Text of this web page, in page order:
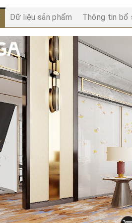
Dữ liệu sản phẩm Thông tin bổ